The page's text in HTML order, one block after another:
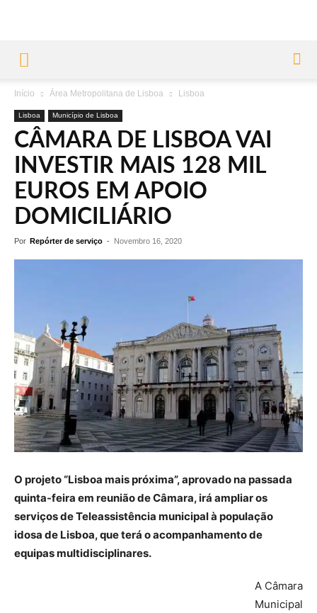
Início Área Metropolitana de Lisboa Lisboa
Lisboa Município de Lisboa
CÂMARA DE LISBOA VAI
INVESTIR MAIS 128 MIL
EUROS EM APOIO
DOMICILIÁRIO
Por Repórter de serviço - Novembro 16, 2020
O projeto “Lisboa mais próxima”, aprovado na passada
quinta-feira em reunião de Câmara, irá ampliar os
serviços de Teleassistência municipal à população
idosa de Lisboa, que terá o acompanhamento de
equipas multidisciplinares.
A Câmara
Municipal